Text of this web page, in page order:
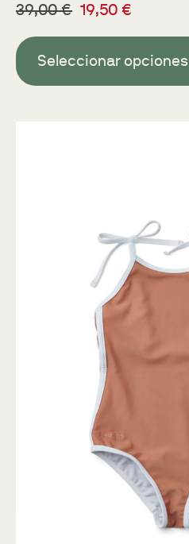
39,00€ 19,50 €
Seleccionar opciones